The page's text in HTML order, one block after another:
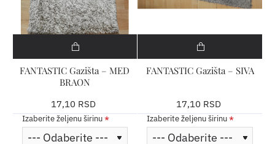
FANTASTIC Gazišta – MED
BRAON
17,10 RSD
Izaberite željenu širinu
FANTASTIC Gazišta – SIVA
17,10 RSD
Izaberite željenu širinu